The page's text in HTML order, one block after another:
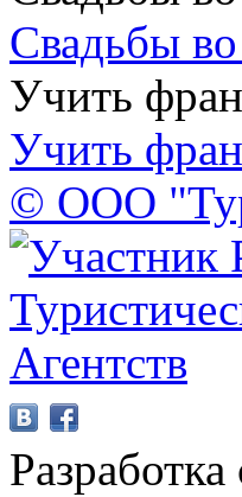
Свадьбы
Учить
Учить
© ООО
Разработка